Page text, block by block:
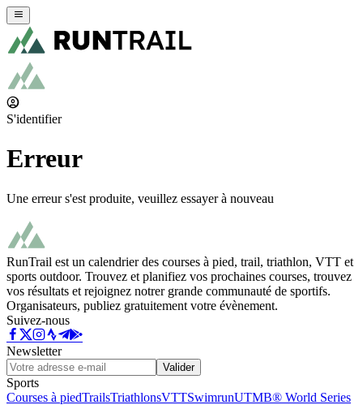
S'identifier
Erreur
Une erreur s'est produite, veuillez essayer à nouveau
RunTrail est un calendrier des courses à pied, trail, triathlon, VTT et
sports outdoor. Trouvez et planifiez vos prochaines courses, trouvez
vos résultats et rejoignez notrer grande communauté de sportifs.
Organisateurs, publiez gratuitement votre évènement.
Suivez-nous
Newsletter
Valider
Sports
Courses à piedTrailsTriathlonsVTTSwimrunUTMB® World Series